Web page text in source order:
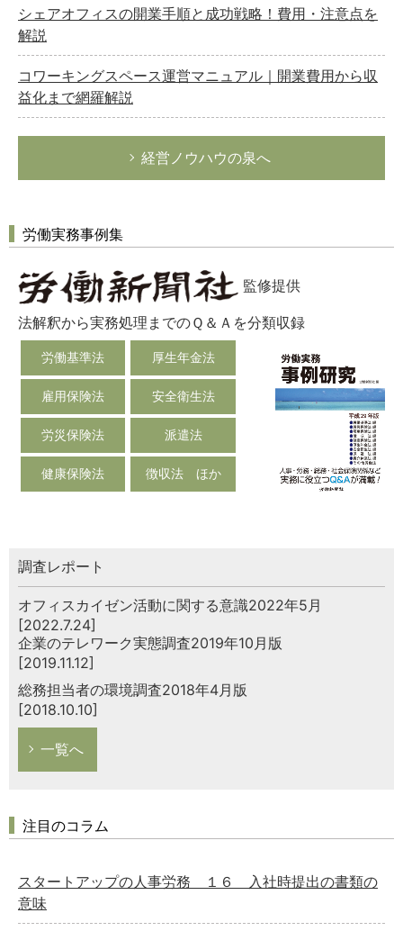
シェアオフィスの開業手順と成功戦略！費用・注意点を
解説
コワーキングスペース運営マニュアル｜開業費用から収
益化まで網羅解説
経営ノウハウの泉へ
労働実務事例集
監修提供
法解釈から実務処理までのＱ＆Ａを分類収録
労働基準法 厚生年金法
雇用保険法 安全衛生法
労災保険法 派遣法
健康保険法 徴収法 ほか
調査レポート
オフィスカイゼン活動に関する意識2022年5月
[2022.7.24]
企業のテレワーク実態調査2019年10月版
[2019.11.12]
総務担当者の環境調査2018年4月版
[2018.10.10]
一覧へ
注目のコラム
スタートアップの人事労務 １６ 入社時提出の書類の
意味